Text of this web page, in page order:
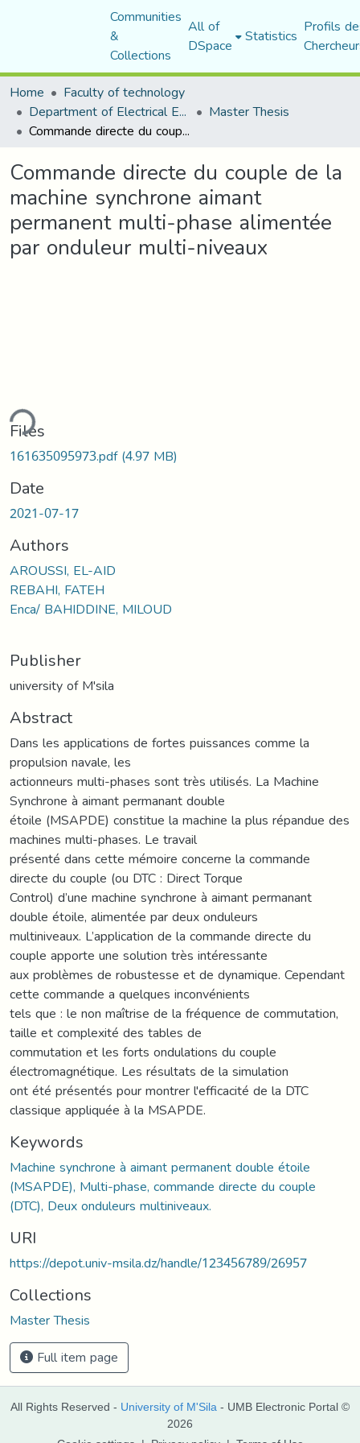
Communities
&
Collections
All of
DSpace Statistics Profils
Home
Faculty of technology
Department of Electrical Engineering Master Thesis
Commande directe du couple de la machine synchrone aimant permanent multi-phase alimentée par onduleur multi-niveaux
Commande directe du couple de la
machine synchrone aimant
permanent multi-phase alimentée
par onduleur multi-niveaux
Files
161635095973.pdf(4.97 MB)
Date
2021-07-17
Authors
AROUSSI, EL-AID
REBAHI, FATEH
Enca/ BAHIDDINE, MILOUD
Publisher
university of M'sila
Abstract
Dans les applications de fortes puissances comme la
propulsion navale, les
actionneurs multi-phases sont très utilisés. La Machine
Synchrone à aimant permanant double
étoile (MSAPDE) constitue la machine la plus répandue des
machines multi-phases. Le travail
présenté dans cette mémoire concerne la commande
directe du couple (ou DTC : Direct Torque
Control) d’une machine synchrone à aimant permanant
double étoile, alimentée par deux onduleurs
multiniveaux. L’application de la commande directe du
couple apporte une solution très intéressante
aux problèmes de robustesse et de dynamique. Cependant
cette commande a quelques inconvénients
tels que : le non maîtrise de la fréquence de commutation,
taille et complexité des tables de
commutation et les forts ondulations du couple
électromagnétique. Les résultats de la simulation
ont été présentés pour montrer l'efficacité de la DTC
classique appliquée à la MSAPDE.
Keywords
Machine synchrone à aimant permanent double étoile
(MSAPDE), Multi-phase, commande directe du couple
(DTC), Deux onduleurs multiniveaux.
URI
https://depot.univ-msila.dz/handle/123456789/26957
Collections
Master Thesis
Full item page
All Rights Reserved - University of M'Sila - UMB Electronic Portal ©
2026